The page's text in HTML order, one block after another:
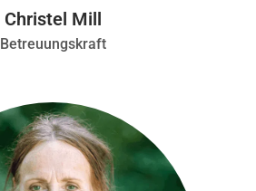
Christel Mill
Betreuungskraft